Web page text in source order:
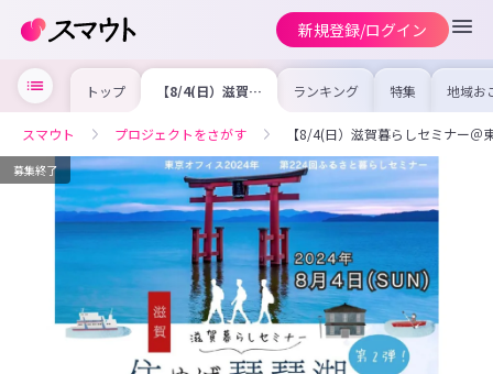
新規登録/ログイン
トップ 【8/4(日）滋賀暮
らしセミナー＠東
らしを聞いてみま
せんか？
ランキング 特集 地域お
の求
を集め
事内容
を比較
スマウト プロジェクトをさがす 【8/4(日）滋賀暮らしセミナー
募集終了